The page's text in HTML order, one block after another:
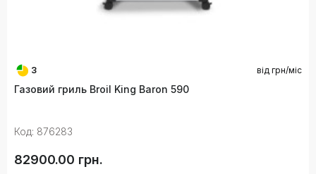
3 від грн/міс
Газовий гриль Broil King Baron 590
Код: 876283
82900.00 грн.